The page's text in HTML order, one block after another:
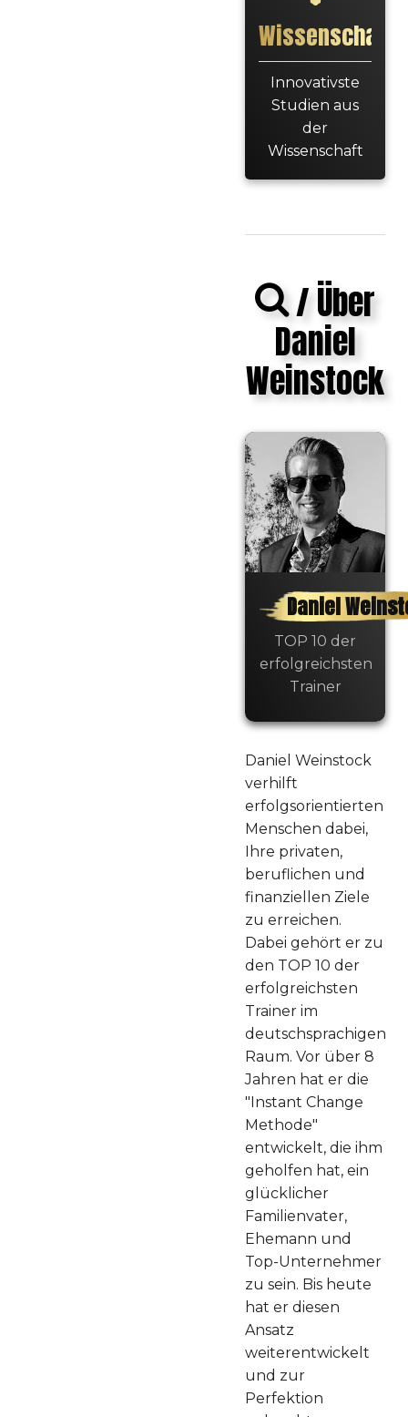
Wissenschaft
Innovativste
Studien aus
der
Wissenschaft
/ Über
Daniel
Weinstock
Daniel
TOP 10 der
erfolgreichsten
Trainer
Daniel Weinstock
verhilft
erfolgsorientierten
Menschen dabei,
Ihre privaten,
beruflichen und
finanziellen Ziele
zu erreichen.
Dabei gehört er zu
den TOP 10 der
erfolgreichsten
Trainer im
deutschsprachigen
Raum. Vor über 8
Jahren hat er die
"Instant Change
Methode"
entwickelt, die ihm
geholfen hat, ein
glücklicher
Familienvater,
Ehemann und
Top-Unternehmer
zu sein. Bis heute
hat er diesen
Ansatz
weiterentwickelt
und zur
Perfektion